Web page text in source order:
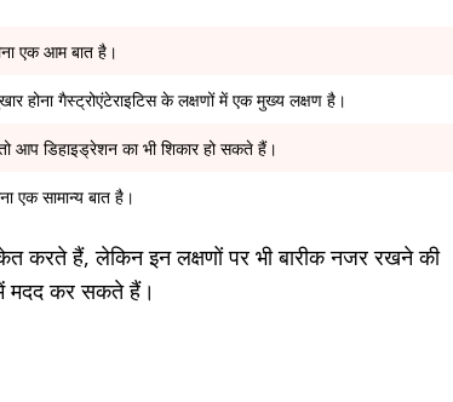
एक आम बात है।
होना गैस्ट्रोएंटेराइटिस के लक्षणों में एक मुख्य लक्षण है।
आप डिहाइड्रेशन का भी शिकार हो सकते हैं।
एक सामान्य बात है।
करते हैं, लेकिन इन लक्षणों पर भी बारीक नजर रखने की
मदद कर सकते हैं।